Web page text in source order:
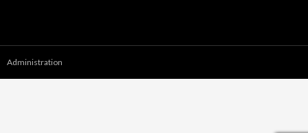
Administration